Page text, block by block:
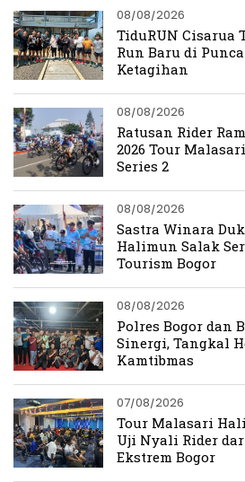
08/08/2026
TiduRUN Cisarua
Run Baru di
Ketagihan
08/08/2026
Ratusan Rider
2026 Tour
Series 2
08/08/2026
Sastra Winara
Halimun Salak
Tourism Bogor
08/08/2026
Polres Bogor dan
Sinergi, Tangkal
Kamtibmas
07/08/2026
Tour Malasari
Uji Nyali Rider
Ekstrem Bogor